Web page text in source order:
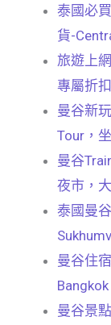
泰國必
貨-
旅遊上
專屬折
曼谷新
Tour，
曼谷
夜市，
泰國曼
曼谷住
曼谷景